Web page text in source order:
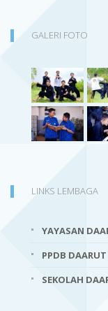
GALERI FOTO
LINKS LEMBAGA
YAYASAN
PPDB
SEKOLAH